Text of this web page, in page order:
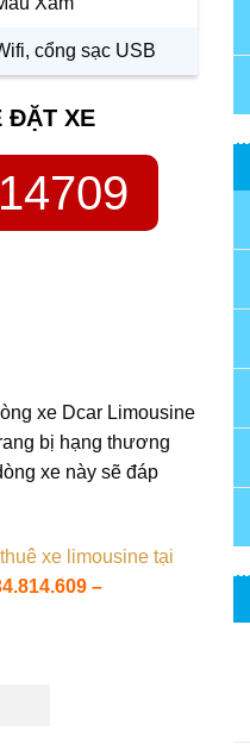
cổng sạc USB
ĐẶT XE
xe Dcar Limousine
bị hạng thương
xe này sẽ đáp
xe limousine tại
–